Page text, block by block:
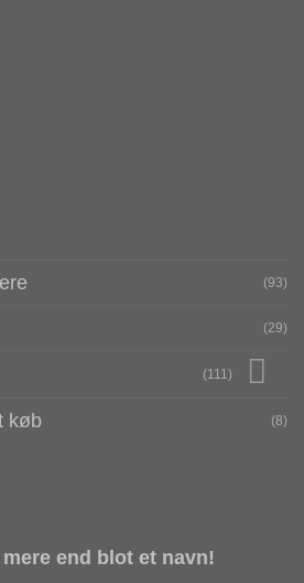
(93)
(29)
(111)
køb (8)
end blot et navn!